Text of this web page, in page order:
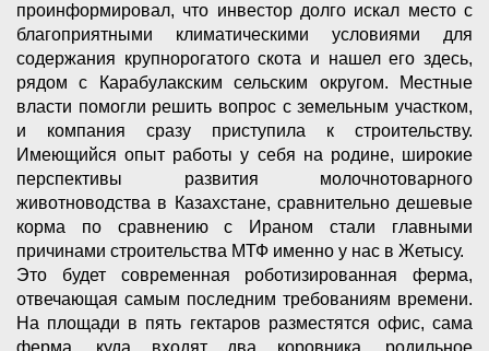
проинформировал, что инвестор долго искал место с
благоприятными климатическими условиями для
содержания крупнорогатого скота и нашел его здесь,
рядом с Карабулакским сельским округом. Местные
власти помогли решить вопрос с земельным участком,
и компания сразу приступила к строительству.
Имеющийся опыт работы у себя на родине, широкие
перспективы развития молочнотоварного
животноводства в Казахстане, сравнительно дешевые
корма по сравнению с Ираном стали главными
причинами строительства МТФ именно у нас в Жетысу.
Это будет современная роботизированная ферма,
отвечающая самым последним требованиям времени.
На площади в пять гектаров разместятся офис, сама